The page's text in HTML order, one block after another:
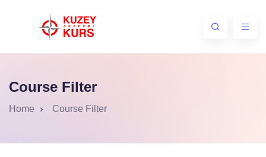
Course Filter
Home Course Filter